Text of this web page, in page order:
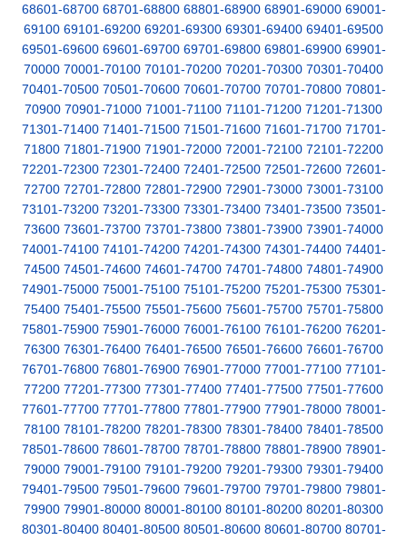
68601-68700 68701-68800 68801-68900 68901-69000 69001-
69100 69101-69200 69201-69300 69301-69400 69401-69500
69501-69600 69601-69700 69701-69800 69801-69900 69901-
70000 70001-70100 70101-70200 70201-70300 70301-70400
70401-70500 70501-70600 70601-70700 70701-70800 70801-
70900 70901-71000 71001-71100 71101-71200 71201-71300
71301-71400 71401-71500 71501-71600 71601-71700 71701-
71800 71801-71900 71901-72000 72001-72100 72101-72200
72201-72300 72301-72400 72401-72500 72501-72600 72601-
72700 72701-72800 72801-72900 72901-73000 73001-73100
73101-73200 73201-73300 73301-73400 73401-73500 73501-
73600 73601-73700 73701-73800 73801-73900 73901-74000
74001-74100 74101-74200 74201-74300 74301-74400 74401-
74500 74501-74600 74601-74700 74701-74800 74801-74900
74901-75000 75001-75100 75101-75200 75201-75300 75301-
75400 75401-75500 75501-75600 75601-75700 75701-75800
75801-75900 75901-76000 76001-76100 76101-76200 76201-
76300 76301-76400 76401-76500 76501-76600 76601-76700
76701-76800 76801-76900 76901-77000 77001-77100 77101-
77200 77201-77300 77301-77400 77401-77500 77501-77600
77601-77700 77701-77800 77801-77900 77901-78000 78001-
78100 78101-78200 78201-78300 78301-78400 78401-78500
78501-78600 78601-78700 78701-78800 78801-78900 78901-
79000 79001-79100 79101-79200 79201-79300 79301-79400
79401-79500 79501-79600 79601-79700 79701-79800 79801-
79900 79901-80000 80001-80100 80101-80200 80201-80300
80301-80400 80401-80500 80501-80600 80601-80700 80701-